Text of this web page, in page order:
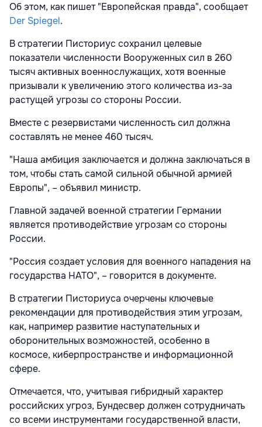
Об этом, как пишет "Европейская правда", сообщает
Der Spiegel.
В стратегии Писториус сохранил целевые
показатели численности Вооруженных сил в 260
тысяч активных военнослужащих, хотя военные
призывали к увеличению этого количества из-за
растущей угрозы со стороны России.
Вместе с резервистами численность сил должна
составлять не менее 460 тысяч.
"Наша амбиция заключается и должна заключаться в
том, чтобы стать самой сильной обычной армией
Европы", – объявил министр.
Главной задачей военной стратегии Германии
является противодействие угрозам со стороны
России.
"Россия создает условия для военного нападения на
государства НАТО", – говорится в документе.
В стратегии Писториуса очерчены ключевые
рекомендации для противодействия этим угрозам,
как, например развитие наступательных и
оборонительных возможностей, особенно в
космосе, киберпространстве и информационной
сфере.
Отмечается, что, учитывая гибридный характер
российских угроз, Бундесвер должен сотрудничать
со всеми инструментами государственной власти,